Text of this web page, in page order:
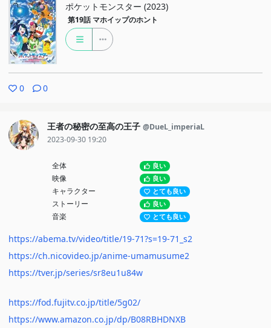
ポケットモンスター (2023)
第19話 マホイップのホント
0 0
王者の秘密の至高の王子 @DueL_imperiaL
2023-09-30 19:20
全体 良い
映像 良い
キャラクター とても良い
ストーリー 良い
音楽 とても良い
https://abema.tv/video/title/19-71?s=19-71_s2
https://ch.nicovideo.jp/anime-umamusume2
https://tver.jp/series/sr8eu1u84w
https://fod.fujitv.co.jp/title/5g02/
https://www.amazon.co.jp/dp/B08RBHDNXB